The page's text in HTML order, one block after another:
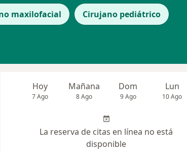
maxilofacial Cirujano pediátrico
Hoy
7 Ago
Mañana
8 Ago
Dom
9 Ago
Lun
10 Ago
La reserva de citas en línea no está
disponible